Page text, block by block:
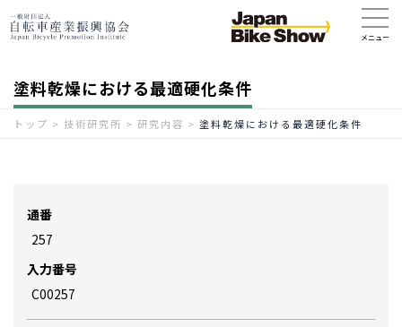
塗料乾燥における最適硬化条件
トップ > 技術研究所 > 研究内容 > 塗料乾燥における最適硬化条件
通番
257
入力番号
C00257